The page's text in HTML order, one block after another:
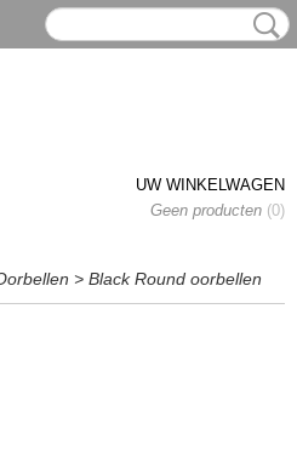
UW WINKELWAGEN
Geen producten (0)
> Black Round oorbellen